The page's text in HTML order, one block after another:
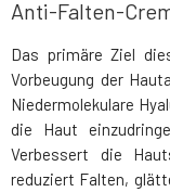
Anti-Falten-
Das primäre Ziel
Vorbeugung der
Niedermolekulare
die Haut
Verbessert die
reduziert Falten,